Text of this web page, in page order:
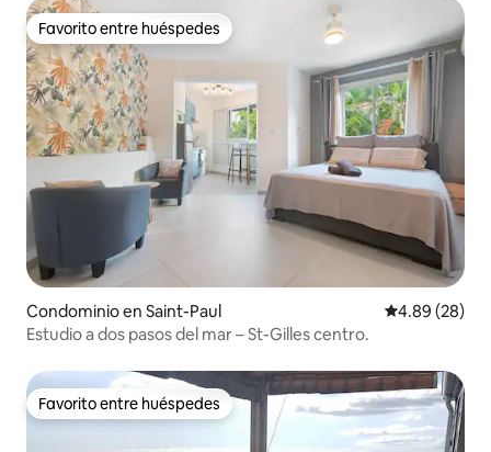
Favorito entre huéspedes
Favorito entre huéspedes
Condominio en Saint-Paul Calificación
4.89 (28)
Estudio a dos pasos del mar – St-Gilles centro.
Favorito entre huéspedes
Favorito entre huéspedes